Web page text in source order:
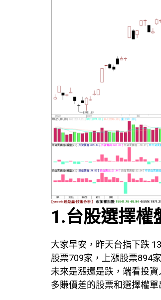
1.台股選擇權
大家早安，昨天台指下跌
股票709家，上漲股票894
未來是漲還是跌，端看投
多賺價差的股票和選擇權